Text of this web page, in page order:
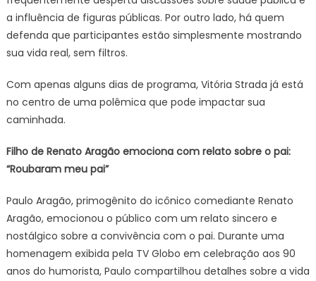
a influência de figuras públicas. Por outro lado, há quem
defenda que participantes estão simplesmente mostrando
sua vida real, sem filtros.
Com apenas alguns dias de programa, Vitória Strada já está
no centro de uma polêmica que pode impactar sua
caminhada.
Filho de Renato Aragão emociona com relato sobre o pai:
“Roubaram meu pai”
Paulo Aragão, primogênito do icônico comediante Renato
Aragão, emocionou o público com um relato sincero e
nostálgico sobre a convivência com o pai. Durante uma
homenagem exibida pela TV Globo em celebração aos 90
anos do humorista, Paulo compartilhou detalhes sobre a vida